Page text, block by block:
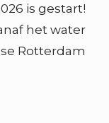
is gestart!
het water
Rotterdam.